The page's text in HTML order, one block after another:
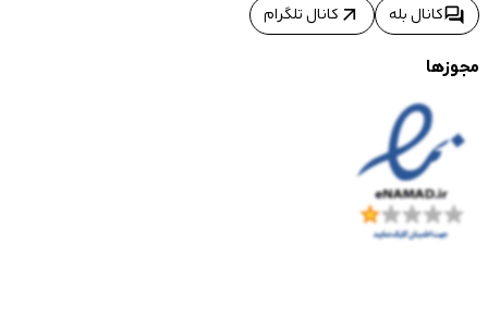
forumکانال بله arrow_outward کانال تلگرام
مجوزها